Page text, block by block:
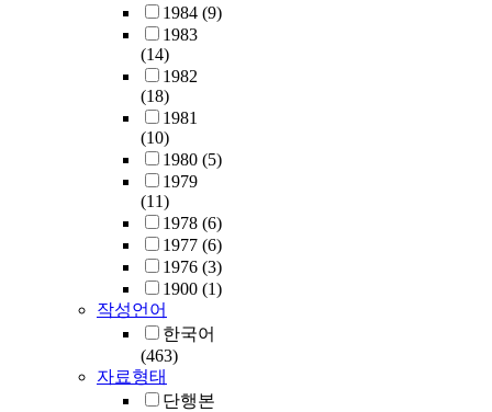
1984 (9)
1983
(14)
1982
(18)
1981
(10)
1980 (5)
1979
(11)
1978 (6)
1977 (6)
1976 (3)
1900 (1)
작성언어
한국어
(463)
자료형태
단행본